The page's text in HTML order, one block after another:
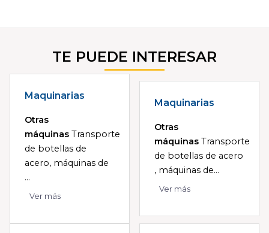
TE PUEDE INTERESAR
Maquinarias
Otras
máquinas Transporte
de botellas de
acero, máquinas de
...
Ver más
Maquinarias
Otras
máquinas Transporte
de botellas de acero
, máquinas de...
Ver más